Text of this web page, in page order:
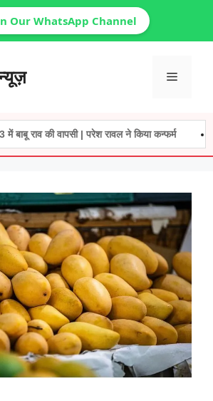
Our WhatsApp Channel
Menu
की वापसी | परेश रावल ने किया कन्फर्म NCR में